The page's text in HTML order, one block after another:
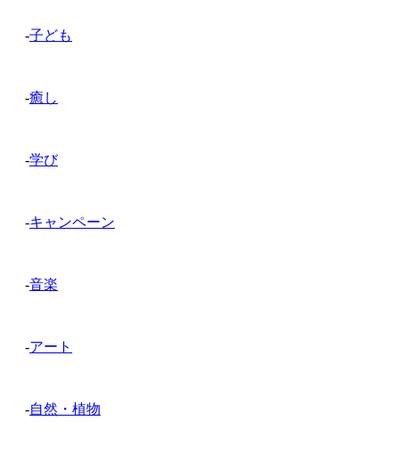
-子ども
-癒し
-学び
-キャンペーン
-音楽
-アート
-自然・植物